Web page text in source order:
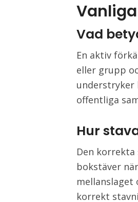
Vad
En aktiv
eller grupp
understryker
offentliga
Hur
Den
bokstäver
mellanslaget
korrekt